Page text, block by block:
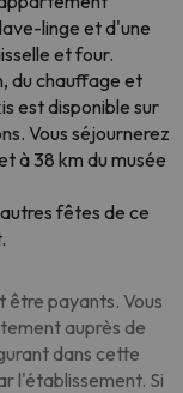
linge et d'une
et four.
du chauffage et
est disponible sur
Vous séjournerez
à 38 km du musée
fêtes de ce
être payants. Vous
auprès de
dans cette
l'établissement. Si